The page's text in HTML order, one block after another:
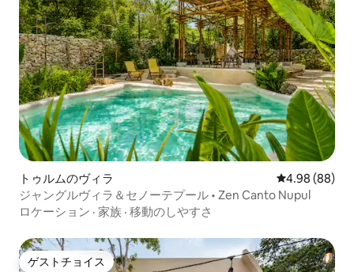
トゥルムのヴィラ レビュー88件
4.98 (88)
ジャングルヴィラ＆セノーテプール • Zen Canto Nupul
ロケーション · 家族 · 移動のしやすさ
ゲストチョイス
ゲストチョイス